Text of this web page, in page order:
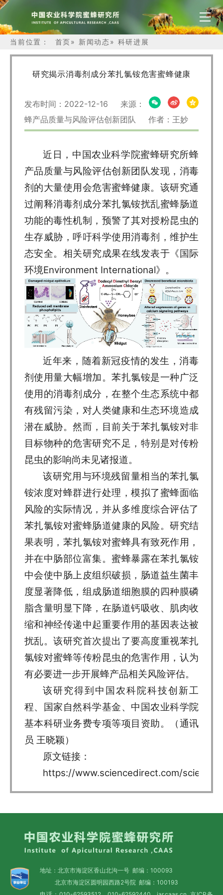
当前位置： 首页» 新闻动态» 科研进展
研究揭示消毒剂成分苯扎氯铵危害蜜蜂健康
发布时间：2022-12-16 来源：
蜂产品质量与风险评估创新团队 作者：王妙
近日，中国农业科学院蜜蜂研究所蜂
产品质量与风险评估创新团队发现，消毒
剂的大量使用会危害蜜蜂健康。该研究通
过阐释消毒剂成分苯扎氯铵扰乱蜜蜂肠道
功能的毒性机制，预警了其对授粉昆虫的
生存威胁，呼吁科学使用消毒剂，维护生
态安全。相关研究成果在线发表于《国际
环境Environment International》。
近年来，随着新冠疫情的发生，消毒
剂使用量大幅增加。苯扎氯铵是一种广泛
使用的消毒剂成分，在整个生态系统中都
有残留污染，对人类健康和生态环境造成
潜在威胁。然而，目前关于苯扎氯铵对非
目标物种的危害研究不足，特别是对传粉
昆虫的影响尚未见诸报道。
该研究用与环境残留量相当的苯扎氯
铵浓度对蜂群进行处理，模拟了蜜蜂面临
风险的实际情况，并从多维度综合评估了
苯扎氯铵对蜜蜂肠道健康的风险。研究结
果表明，苯扎氯铵对蜜蜂具有致死作用，
并在中肠部位富集。蜜蜂暴露在苯扎氯铵
中会使中肠上皮组织破损，肠道益生菌丰
度显著降低，组成肠道细胞膜的四种膜磷
脂含量明显下降，在肠道钙吸收、肌肉收
缩和神经传递中起重要作用的基因表达被
扰乱。该研究首次提出了要高度重视苯扎
氯铵对蜜蜂等传粉昆虫的危害作用，认为
有必要进一步开展蜂产品相关风险评估。
该研究得到中国农科院科技创新工
程、国家自然科学基金、中国农业科学院
基本科研业务费专项等项目资助。（通讯
员 王晓颖）
原文链接：
https://www.sciencedirect.com/
地址：北京市海淀区香山北沟一号 邮编：100093
北京市海淀区圆明园西路2号院 邮编：100193